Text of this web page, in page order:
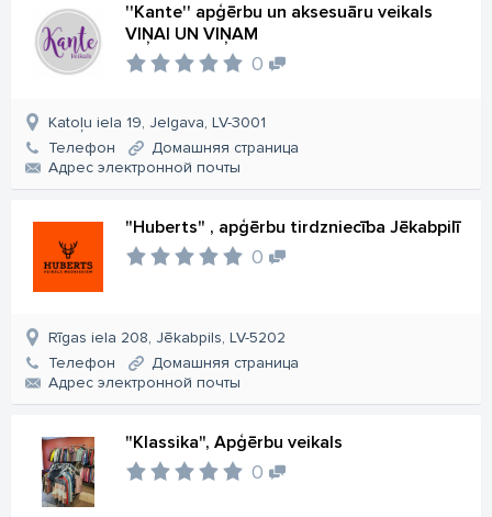
''Kante'' apģērbu un aksesuāru veikals
VIŅAI UN VIŅAM
0
Katoļu iela 19, Jelgava, LV-3001
Телефон
Домашняя страница
Aдрес электронной почты
"Huberts" , apģērbu tirdzniecība Jēkabpilī
0
Rīgas iela 208, Jēkabpils, LV-5202
Телефон
Домашняя страница
Aдрес электронной почты
"Klassika", Apģērbu veikals
0